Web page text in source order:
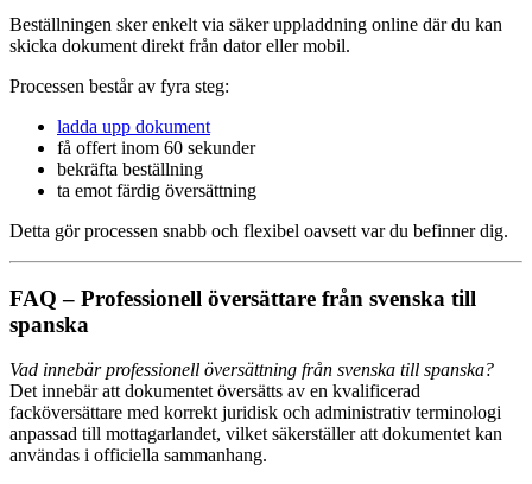
Beställningen sker enkelt via säker uppladdning online där du kan
skicka dokument direkt från dator eller mobil.
Processen består av fyra steg:
ladda upp dokument
få offert inom 60 sekunder
bekräfta beställning
ta emot färdig översättning
Detta gör processen snabb och flexibel oavsett var du befinner dig.
FAQ – Professionell översättare från svenska till
spanska
Vad innebär professionell översättning från svenska till spanska?
Det innebär att dokumentet översätts av en kvalificerad
facköversättare med korrekt juridisk och administrativ terminologi
anpassad till mottagarlandet, vilket säkerställer att dokumentet kan
användas i officiella sammanhang.